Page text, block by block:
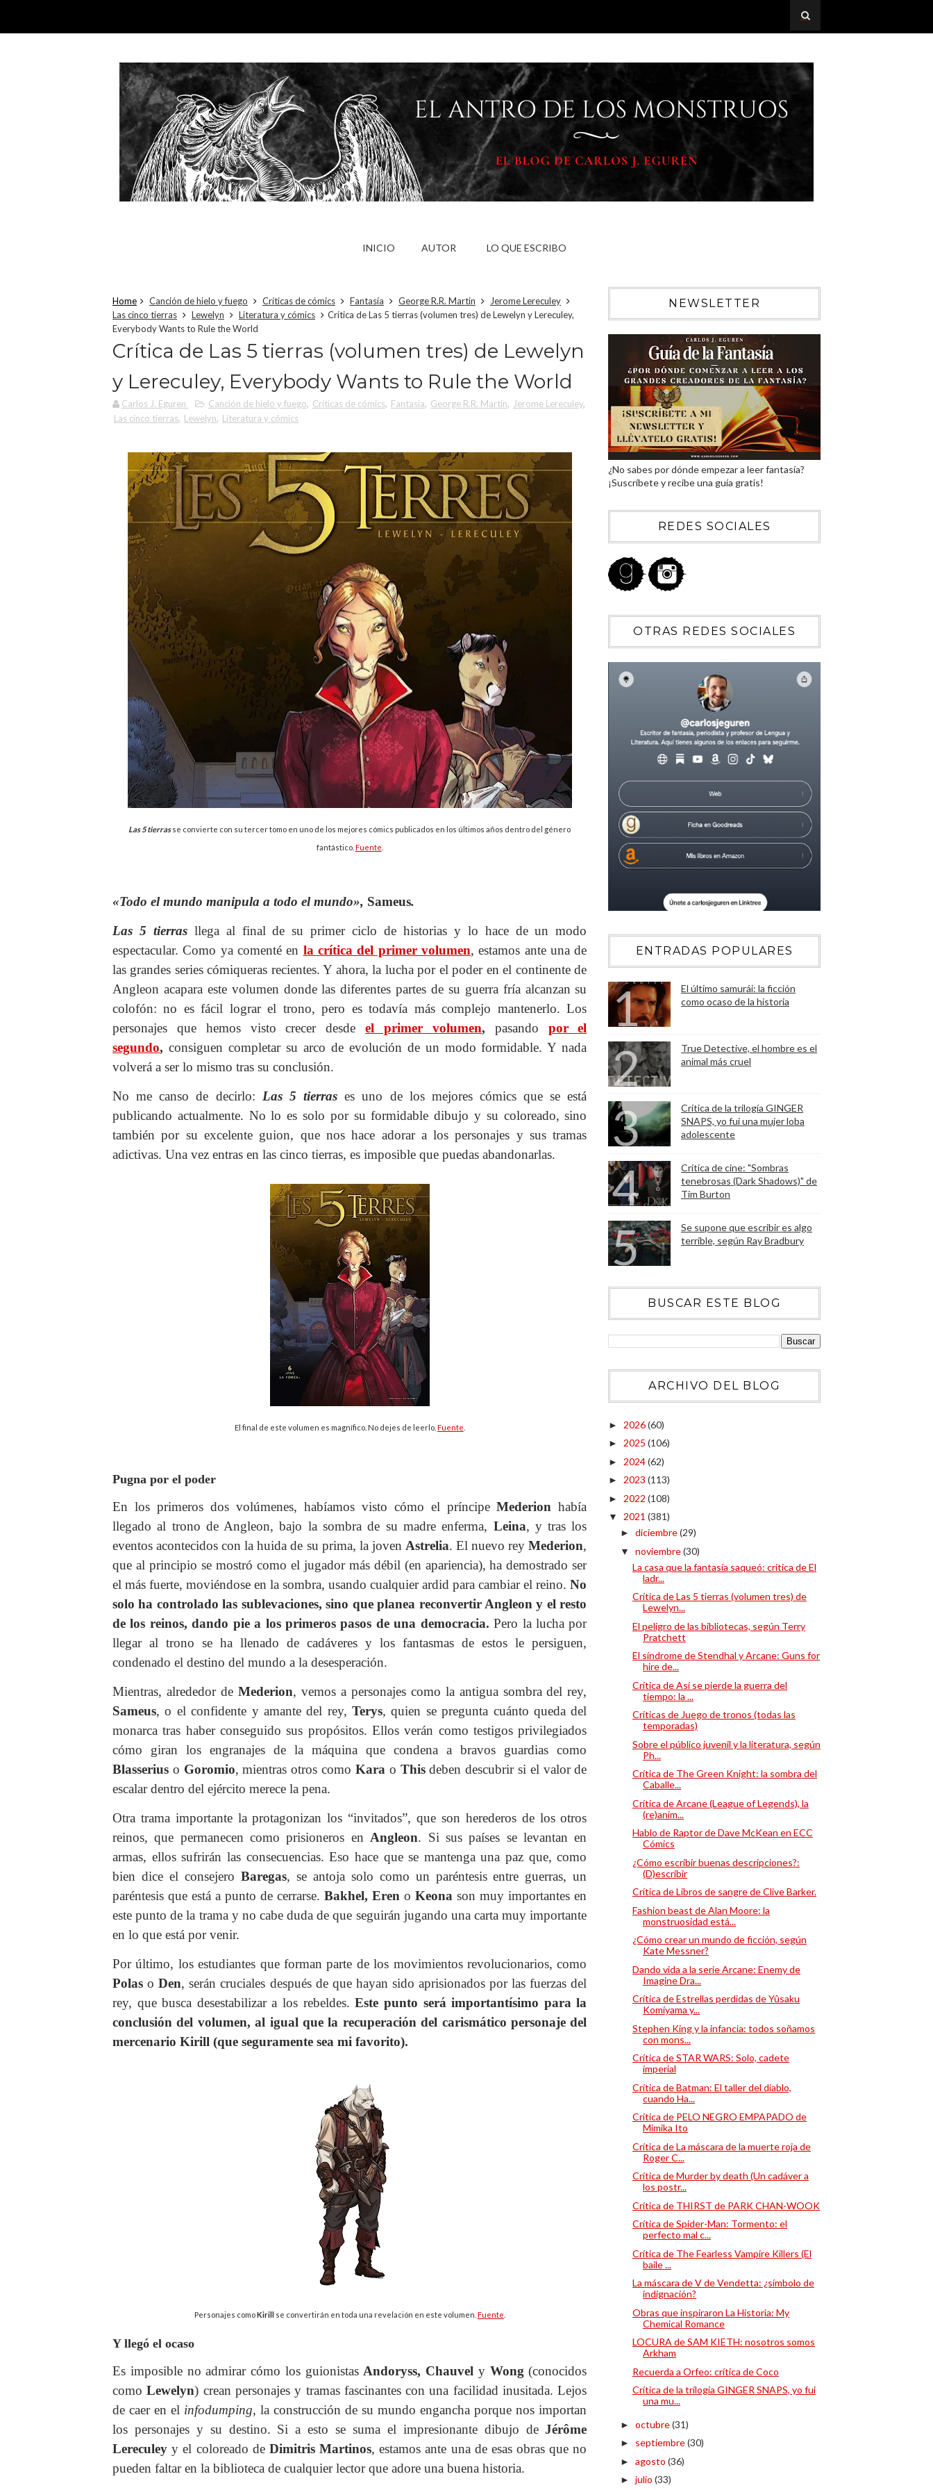
INICIO AUTOR LO QUE ESCRIBO
Home Canción de hielo y fuego Críticas de cómics Fantasía George R.R. Martin
Jerome Lereculey
Las cinco tierras
Lewelyn Literatura y cómics
Crítica de Las 5 tierras (volumen tres) de Lewelyn y Lereculey,
Everybody Wants to Rule the World
Crítica de Las 5 tierras (volumen tres) de Lewelyn
y Lereculey, Everybody Wants to Rule the World
Carlos J. Eguren Canción de hielo y fuego, Críticas de cómics, Fantasía, George R.R. Martin, Jerome Lereculey,
Las cinco tierras, Lewelyn, Literatura y cómics
Las 5 tierrasse convierte con su tercer tomo en uno de los mejores cómics publicados en los últimos años dentro del género
fantástico. Fuente
«Todo el mundo manipula a todo el mundo», Sameus.
Las 5 tierrasllega al final de su primer ciclo de historias y lo hace de un modo
espectacular. Como ya comenté en la crítica del primer volumen, estamos ante una de
las grandes series cómiqueras recientes. Y ahora, la lucha por el poder en el continente de
Angleon acapara este volumen donde las diferentes partes de su guerra fría alcanzan su
colofón: no es fácil lograr el trono, pero es todavía más complejo mantenerlo. Los
personajes que hemos visto crecer desdeel primer volumen, pasando por el
segundo, consiguen completar su arco de evolución de un modo formidable. Y nada
volverá a ser lo mismo tras su conclusión.
No me canso de decirlo: Las 5 tierras es uno de los mejores cómics que se está
publicando actualmente. No lo es solo por su formidable dibujo y su coloreado, sino
también por su excelente guion, que nos hace adorar a los personajes y sus tramas
adictivas. Una vez entras en las cinco tierras, es imposible que puedas abandonarlas.
El final de este volumen es magnífico. No dejes de leerlo. Fuente
Pugna por el poder
En los primeros dos volúmenes, habíamos visto cómo el príncipeMederionhabía
llegado al trono de Angleon, bajo la sombra de su madre enferma, Leina, y tras los
eventos acontecidos con la huida de su prima, la joven Astrelia. El nuevo reyMederion,
que al principio se mostró como el jugador más débil (en apariencia), ha demostrado ser
el más fuerte, moviéndose en la sombra, usando cualquier ardid para cambiar el reino.No
solo ha controlado las sublevaciones, sino que planea reconvertir Angleon y el resto
de los reinos, dando pie a los primeros pasos de una democracia.Pero la lucha por
llegar al trono se ha llenado de cadáveres y los fantasmas de estos le persiguen,
condenado el destino del mundo a la desesperación.
Mientras, alrededor de Mederion, vemos a personajes como la antigua sombra del rey,
Sameus, o el confidente y amante del rey,Terys, quien se pregunta cuánto queda del
monarca tras haber conseguido sus propósitos. Ellos verán como testigos privilegiados
cómo giran los engranajes de la máquina que condena a bravos guardias como
Blasserius o Goromio, mientras otros como Kara o Thisdeben descubrir si el valor de
escalar dentro del ejército merece la pena.
Otra trama importante la protagonizan los “invitados”, que son herederos de los otros
reinos, que permanecen como prisioneros en Angleon. Si sus países se levantan en
armas, ellos sufrirán las consecuencias. Eso hace que se mantenga una paz que, como
bien dice el consejero Baregas, se antoja solo como un paréntesis entre guerras, un
paréntesis que está a punto de cerrarse.Bakhel, ErenoKeonason muy importantes en
este punto de la trama y no cabe duda de que seguirán jugando una carta muy importante
en lo que está por venir.
Por último, los estudiantes que forman parte de los movimientos revolucionarios, como
PolasoDen, serán cruciales después de que hayan sido aprisionados por las fuerzas del
rey, que busca desestabilizar a los rebeldes.Este punto será importantísimo para la
conclusión del volumen, al igual que la recuperación del carismático personaje del
mercenario Kirill (que seguramente sea mi favorito).
Personajes comoKirill se convertirán en toda una revelación en este volumen. Fuente
Y llegó el ocaso
Es imposible no admirar cómo los guionistas Andoryss, Chauvel y Wong(conocidos
comoLewelyn) crean personajes y tramas fascinantes con una facilidad inusitada. Lejos
de caer en el infodumping, la construcción de su mundo engancha porque nos importan
los personajes y su destino. Si a esto se suma el impresionante dibujo deJérôme
Lereculey y el coloreado de Dimitris Martinos, estamos ante una de esas obras que no
pueden faltar en la biblioteca de cualquier lector que adore una buena historia.
NEWSLETTER
¿No sabes por dónde empezar a leer fantasía?
¡Suscríbete y recibe una guía gratis!
REDES SOCIALES
OTRAS REDES SOCIALES
ENTRADAS POPULARES
El último samurái: la ficción
como ocaso de la historia
True Detective, el hombre es el
animal más cruel
Crítica de la trilogía GINGER
SNAPS, yo fui una mujer loba
adolescente
Crítica de cine: "Sombras
tenebrosas (Dark Shadows)" de
Tim Burton
Se supone que escribir es algo
terrible, según Ray Bradbury
BUSCAR ESTE BLOG
ARCHIVO DEL BLOG
► 2026(60)
► 2025 (106)
► 2024(62)
► 2023 (113)
► 2022 (108)
▼ 2021 (381)
► diciembre(29)
▼ noviembre(30)
La casa que la fantasía saqueó: crítica de El
ladr...
Crítica de Las 5 tierras (volumen tres) de
Lewelyn...
El peligro de las bibliotecas, según Terry
Pratchett
El síndrome de Stendhal y Arcane: Guns for
hire de...
Crítica de Así se pierde la guerra del
tiempo: la ...
Críticas de Juego de tronos (todas las
temporadas)
Sobre el público juvenil y la literatura, según
Ph...
Crítica de The Green Knight: la sombra del
Caballe...
Crítica de Arcane (League of Legends), la
(re)anim...
Hablo de Raptor de Dave McKean en ECC
Cómics
¿Cómo escribir buenas descripciones?:
(D)escribir
Crítica de Libros de sangre de Clive Barker.
Fashion beast de Alan Moore: la
monstruosidad está...
¿Cómo crear un mundo de ficción, según
Kate Messner?
Dando vida a la serie Arcane: Enemy de
Imagine Dra...
Crítica de Estrellas perdidas de Yûsaku
Komiyama y...
Stephen King y la infancia: todos soñamos
con mons...
Crítica de STAR WARS: Solo, cadete
imperial
Crítica de Batman: El taller del diablo,
cuando Ha...
Crítica de PELO NEGRO EMPAPADO de
Mimika Ito
Crítica de La máscara de la muerte roja de
Roger C...
Crítica de Murder by death (Un cadáver a
los postr...
Crítica de THIRST de PARK CHAN-WOOK
Crítica de Spider-Man: Tormento: el
perfecto mal c...
Crítica de The Fearless Vampire Killers (El
baile ...
La máscara de V de Vendetta: ¿símbolo de
indignación?
Obras que inspiraron La Historia: My
Chemical Romance
LOCURA de SAM KIETH: nosotros somos
Arkham
Recuerda a Orfeo: crítica de Coco
Crítica de la trilogía GINGER SNAPS, yo fui
una mu...
► octubre(31)
► septiembre(30)
► agosto (36)
► julio (33)